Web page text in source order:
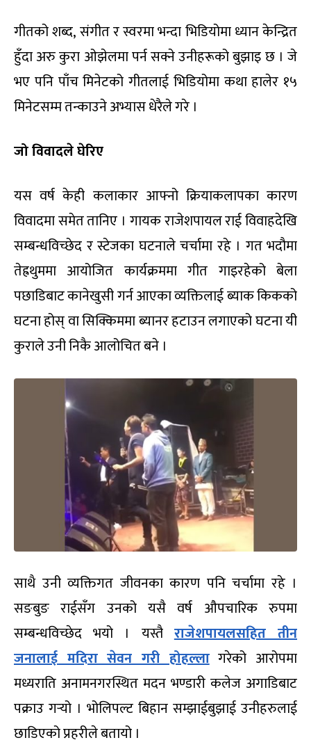
गीतको शब्द, संगीत र स्वरमा भन्दा भिडियोमा ध्यान केन्द्रित
हुँदा अरु कुरा ओझेलमा पर्न सक्ने उनीहरूको बुझाइ छ । जे
भए पनि पाँच मिनेटको गीतलाई भिडियोमा कथा हालेर १५
मिनेटसम्म तन्काउने अभ्यास धेरैले गरे ।
जो विवादले घेरिए
यस वर्ष केही कलाकार आफ्नो क्रियाकलापका कारण
विवादमा समेत तानिए । गायक राजेशपायल राई विवाहदेखि
सम्बन्धविच्छेद र स्टेजका घटनाले चर्चामा रहे । गत भदौमा
तेह्रथुममा आयोजित कार्यक्रममा गीत गाइरहेको बेला
पछाडिबाट कानेखुसी गर्न आएका व्यक्तिलाई ब्याक किकको
घटना होस् वा सिक्किममा ब्यानर हटाउन लगाएको घटना यी
कुराले उनी निकै आलोचित बने ।
साथै उनी व्यक्तिगत जीवनका कारण पनि चर्चामा रहे ।
सङबुङ राईसँग उनको यसै वर्ष औपचारिक रुपमा
सम्बन्धविच्छेद भयो । यस्तैराजेशपायलसहित तीन
जनालाई मदिरा सेवन गरी होहल्लागरेको आरोपमा
मध्यराति अनामनगरस्थित मदन भण्डारी कलेज अगाडिबाट
पक्राउ गर्‍यो । भोलिपल्ट बिहान सम्झाईबुझाई उनीहरुलाई
छाडिएको प्रहरीले बतायो ।